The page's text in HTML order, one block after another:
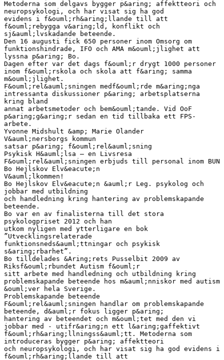
Metoderna som delgavs bygger p&aring; affektteori och
neuropsykologi, och har visat sig ha god
evidens i f&ouml;rh&aring;llande till att
f&ouml;rebygga v&aring;ld, konflikt och
sj&auml;lvskadande beteende.
Den 16 augusti fick 650 personer inom Omsorg om
funktionshindrade, IFO och AMA m&ouml;jlighet att
lyssna p&aring; Bo.
Dagen efter var det dags f&ouml;r drygt 1000 personer
inom f&ouml;rskola och skola att f&aring; samma
m&ouml;jlighet.
F&ouml;rel&auml;sningen medf&ouml;rde m&aring;nga
intressanta diskussioner p&aring; arbetsplatserna
kring bland
annat arbetsmetoder och bem&ouml;tande. Vid OoF
p&aring;g&aring;r sedan en tid tillbaka ett FPS-
arbete.
Yvonne Midshult &amp; Marie Olander
V&auml;nersborgs kommun
satsar p&aring; f&ouml;rel&auml;sning
Psykisk H&auml;lsa – en Livsresa
F&ouml;rel&auml;sningen erbjuds till personal inom BUN
Bo Hejlskov Elv&eacute;n
V&auml;lkommen!
Bo Hejlskov Elv&eacute;n &auml;r Leg. psykolog och
jobbar med utbildning
och handledning kring hantering av problemskapande
beteende.
Bo var en av finalisterna till det stora
psykologpriset 2012 och han
utkom nyligen med ytterligare en bok
”Utvecklingsrelaterade
funktionsneds&auml;ttningar och psykisk
s&aring;rbarhet”.
Bo tilldelades &Aring;rets Pusselbit 2009 av
Riksf&ouml;rbundet Autism f&ouml;r
sitt arbete med handledning och utbildning kring
problemskapande beteende hos m&auml;nniskor med autism
&ouml;ver hela Sverige.
Problemskapande beteende
F&ouml;rel&auml;sningen handlar om problemskapande
beteende, d&auml;r fokus ligger p&aring;
hantering av beteendet och m&ouml;tet med den vi
jobbar med - utifr&aring;n ett l&aring;gaffektivt
f&ouml;rh&aring;llningss&auml;tt. Metoderna som
introduceras bygger p&aring; affektteori
och neuropsykologi, och har visat sig ha god evidens i
f&ouml;rh&aring;llande till att